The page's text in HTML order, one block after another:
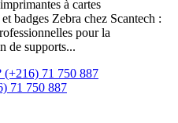
à cartes
badges Zebra chez Scantech :
pour la
de supports...
(+216) 71 750 887
71 750 887